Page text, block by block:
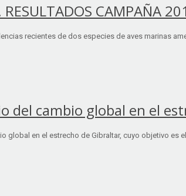
RESULTADOS CAMPAÑA
recientes de dos especies de aves marinas
del cambio global en el
en el estrecho de Gibraltar, cuyo objetivo es